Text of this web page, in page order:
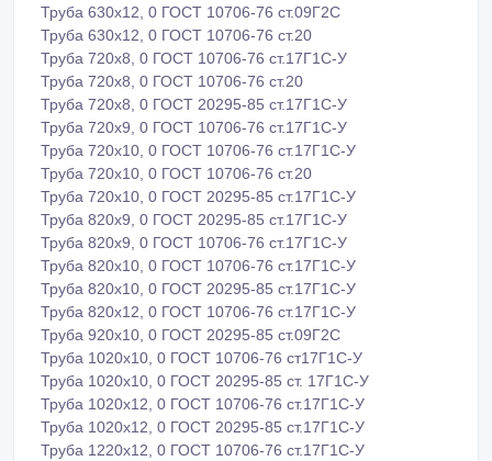
Труба 630х12, 0 ГОСТ 10706-76 ст.09Г2С
Труба 630х12, 0 ГОСТ 10706-76 ст.20
Труба 720х8, 0 ГОСТ 10706-76 ст.17Г1С-У
Труба 720х8, 0 ГОСТ 10706-76 ст.20
Труба 720х8, 0 ГОСТ 20295-85 ст.17Г1С-У
Труба 720х9, 0 ГОСТ 10706-76 ст.17Г1С-У
Труба 720х10, 0 ГОСТ 10706-76 ст.17Г1С-У
Труба 720х10, 0 ГОСТ 10706-76 ст.20
Труба 720х10, 0 ГОСТ 20295-85 ст.17Г1С-У
Труба 820х9, 0 ГОСТ 20295-85 ст.17Г1С-У
Труба 820х9, 0 ГОСТ 10706-76 ст.17Г1С-У
Труба 820х10, 0 ГОСТ 10706-76 ст.17Г1С-У
Труба 820х10, 0 ГОСТ 20295-85 ст.17Г1С-У
Труба 820х12, 0 ГОСТ 10706-76 ст.17Г1С-У
Труба 920х10, 0 ГОСТ 20295-85 ст.09Г2С
Труба 1020х10, 0 ГОСТ 10706-76 ст17Г1С-У
Труба 1020х10, 0 ГОСТ 20295-85 ст. 17Г1С-У
Труба 1020х12, 0 ГОСТ 10706-76 ст.17Г1С-У
Труба 1020х12, 0 ГОСТ 20295-85 ст.17Г1С-У
Труба 1220х12, 0 ГОСТ 10706-76 ст.17Г1С-У